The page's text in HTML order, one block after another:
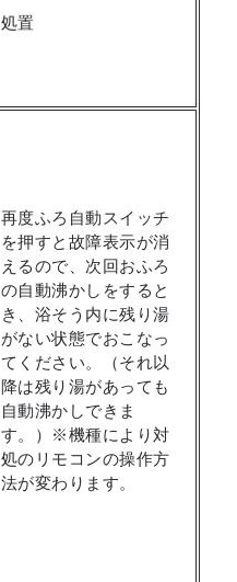
処置
再度ふろ自動スイッチ
を押すと故障表示が消
えるので、次回おふろ
の自動沸かしをすると
き、浴そう内に残り湯
がない状態でおこなっ
てください。（それ以
降は残り湯があっても
自動沸かしできま
す。）※機種により対
処のリモコンの操作方
法が変わります。